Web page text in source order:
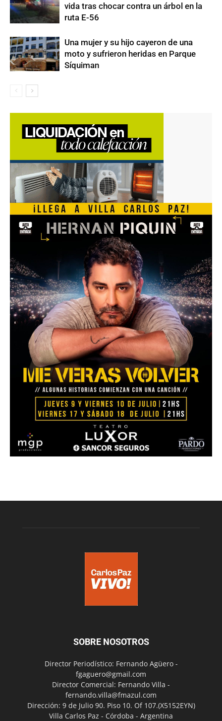
vida tras chocar contra un árbol en la
ruta E-56
Una mujer y su hijo cayeron de una
moto y sufrieron heridas en Parque
Síquiman
SOBRE NOSOTROS
Director Periodístico: Fernando Agüero -
fgaguero@gmail.com
Director Comercial: Fernando Villa -
fernando.villa@fmazul.com
Dirección: 9 de Julio 90. Piso 10. Of 107.(X5152EYN)
Villa Carlos Paz - Córdoba - Argentina